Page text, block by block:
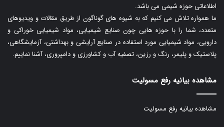
اطلاعاتی حوزه شیمی می باشد.
ما همواره تلاش می کنیم که به شیوه های گوناگون از طریق مقالات و ویدیوهای
متعدد، شما را با حوزه هایی چون صنایع شیمیایی، مواد شیمیایی خوراکی و
دارویی، مواد شیمیایی مورد استفاده در صنایع آرایشی و بهداشتی، آزمایشگاهی،
پلاستیک و پلیمر، رنگ و رزین، تصفیه آب و کشاورزی و دامپروری، آشنا نماییم.
مشاهده بیانیه رفع مسولیت
مشاهده بیانیه رفع مسولیت